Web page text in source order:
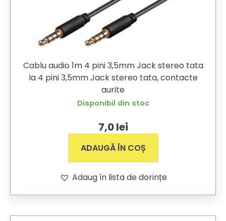
Cablu audio 1m 4 pini 3,5mm Jack stereo tata
la 4 pini 3,5mm Jack stereo tata, contacte
aurite
Disponibil din stoc
7,0lei
ADAUGĂ ÎN COȘ
Adaug în lista de dorințe